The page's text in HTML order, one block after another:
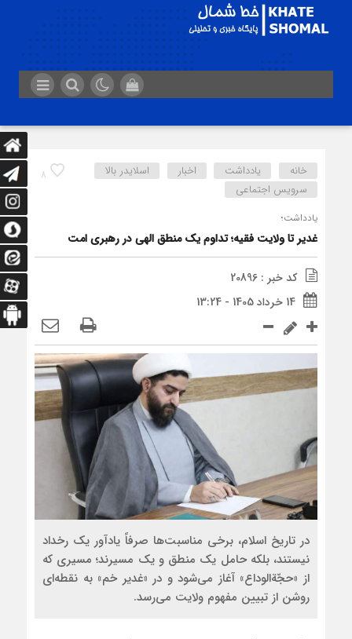
8 خانه یادداشت اخبار
اسلایدر بالا
سرویس اجتماعی
یادداشت؛
غدیر تا ولایت فقیه؛ تداوم یک منطق الهی در رهبری امت
کد خبر : 20896
14 خرداد 1405 - 13:24
در تاریخ اسلام، برخی مناسبت‌ها صرفاً یادآور یک رخداد
نیستند، بلکه حامل یک منطق و یک مسیرند؛ مسیری که
از «حجّةالوداع» آغاز می‌شود و در «غدیر خم» به نقطه‌ای
روشن از تبیین مفهوم ولایت می‌رسد.